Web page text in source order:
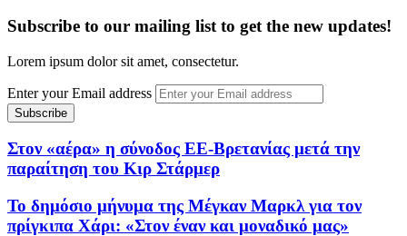
Subscribe to our mailing list to get the new updates!
Lorem ipsum dolor sit amet, consectetur.
Enter your Email address
Στον «αέρα» η σύνοδος ΕΕ-Βρετανίας μετά την
παραίτηση του Κιρ Στάρμερ
Το δημόσιο μήνυμα της Μέγκαν Μαρκλ για τον
πρίγκιπα Χάρι: «Στον έναν και μοναδικό μας»